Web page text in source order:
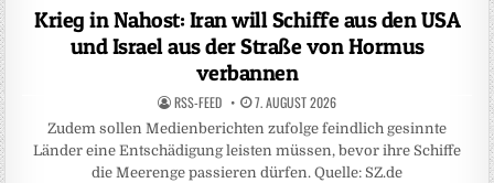
Krieg in Nahost: Iran will Schiffe aus den USA
und Israel aus der Straße von Hormus
verbannen
RSS-FEED 7. AUGUST 2026
Zudem sollen Medienberichten zufolge feindlich gesinnte
Länder eine Entschädigung leisten müssen, bevor ihre Schiffe
die Meerenge passieren dürfen. Quelle: SZ.de